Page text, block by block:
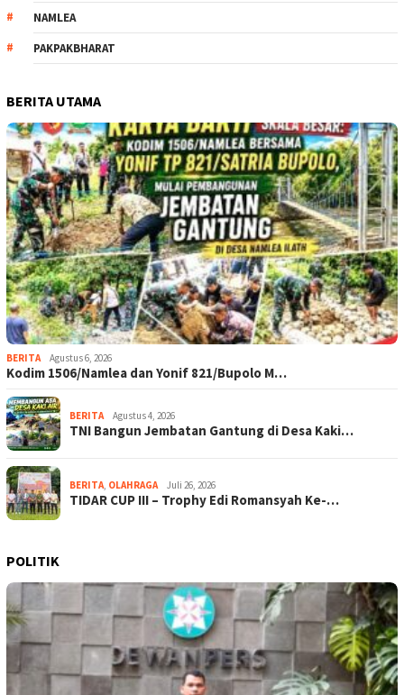
NAMLEA
PAKPAKBHARAT
BERITA UTAMA
BERITA Agustus 6, 2026
Kodim 1506/Namlea dan Yonif 821/Bupolo M…
BERITA Agustus 4, 2026
TNI Bangun Jembatan Gantung di Desa Kaki…
BERITA OLAHRAGA Juli 26, 2026
TIDAR CUP III – Trophy Edi Romansyah Ke-…
POLITIK